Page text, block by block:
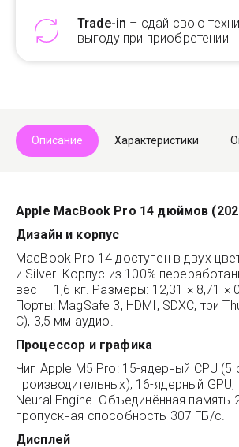
Trade-in – сдай свою
выгоду при приобретении
Описание Характеристики
Apple MacBook Pro 14 дюймов
Дизайн и корпус
MacBook Pro 14 доступен в двух
и Silver. Корпус из 100%
вес — 1,6 кг. Размеры: 12,31 × 8,71 ×
Порты: MagSafe 3, HDMI, SDXC, три
C), 3,5 мм аудио.
Процессор и графика
Чип Apple M5 Pro: 15-ядерный CPU (5
производительных), 16-ядерный
Neural Engine. Объединённая память
пропускная способность 307 ГБ/с.
Дисплей